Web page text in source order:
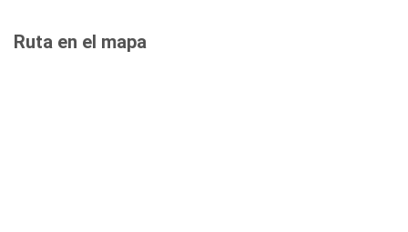
Ruta en el mapa